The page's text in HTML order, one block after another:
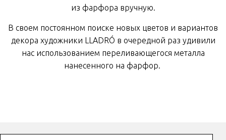
из фарфора вручную.
В своем постоянном поиске новых цветов и вариантов
декора художники LLADRÓ в очередной раз удивили
нас использованием переливающегося металла
нанесенного на фарфор.